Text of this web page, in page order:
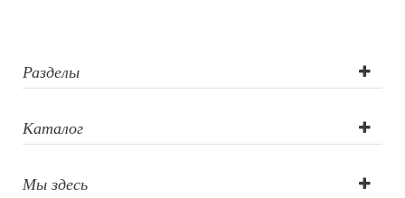
Разделы
Каталог
Мы здесь